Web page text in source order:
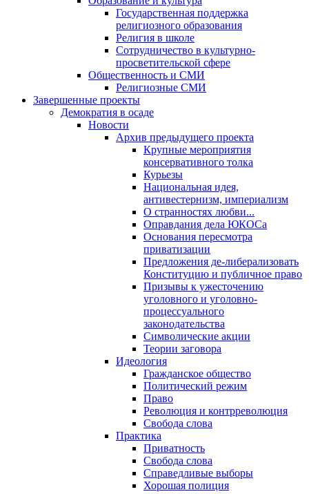
Государственная поддержка
религиозного образования
Религия в школе
Сотрудничество в культурно-
просветительской сфере
Общественность и СМИ
Религиозные СМИ
Завершенные проекты
Демократия в осаде
Новости
Архив предыдущего проекта
Крупные мероприятия
консервативного толка
Курьезы
Национальная идея,
антивестернизм, империализм
О странностях любви...
Оправдания дела ЮКОСа
Основания пересмотра
приватизации
Предложения де-либерализовать
Конституцию и публичное право
Призывы к ужесточению
уголовного и уголовно-
процессуального
законодательства
Символические акции
Теории заговора
Идеология
Гражданское общество
Политический режим
Право
Революция и контрреволюция
Свобода слова
Практика
Приватность
Свобода слова
Справедливые выборы
Хорошая полиция